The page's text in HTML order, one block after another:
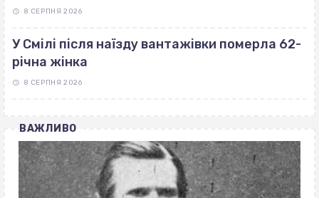
8 СЕРПНЯ 2026
У Смілі після наїзду вантажівки померла 62-
річна жінка
8 СЕРПНЯ 2026
ВАЖЛИВО